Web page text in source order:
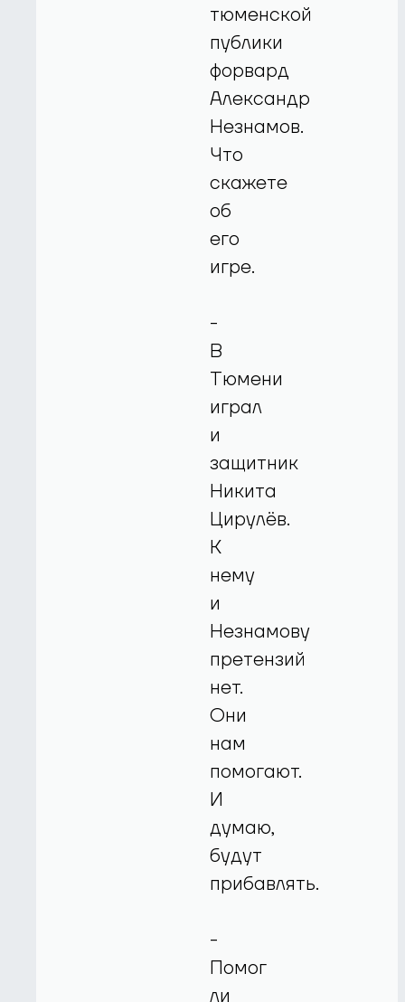
тюменской
публики
форвард
Александр
Незнамов.
Что
скажете
об
его
игре.
-
В
Тюмени
играл
и
защитник
Никита
Цирулёв.
К
нему
и
Незнамову
претензий
нет.
Они
нам
помогают.
И
думаю,
будут
прибавлять.
-
Помог
ли